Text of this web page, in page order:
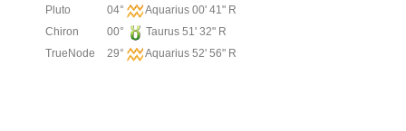
Pluto
04°
Aquarius 00' 41" R
Chiron
00°
Taurus 51' 32" R
TrueNode
29° Aquarius 52' 56" R